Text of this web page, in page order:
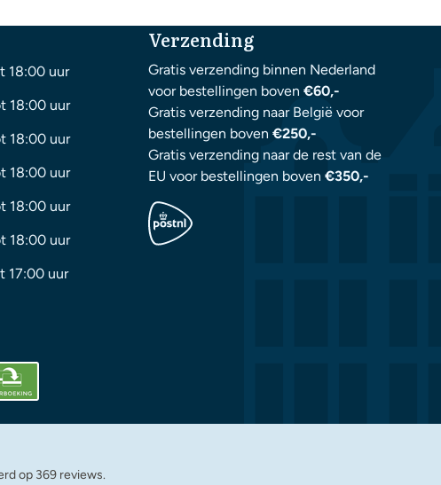
18:00 uur
18:00 uur
18:00 uur
18:00 uur
18:00 uur
18:00 uur
17:00 uur
Verzending
Gratis verzending binnen Nederland
voor bestellingen boven€60,-
Gratis verzending naar België voor
bestellingen boven€250,-
Gratis verzending naar de rest van de
EU voor bestellingen boven€350,-
op 369 reviews.